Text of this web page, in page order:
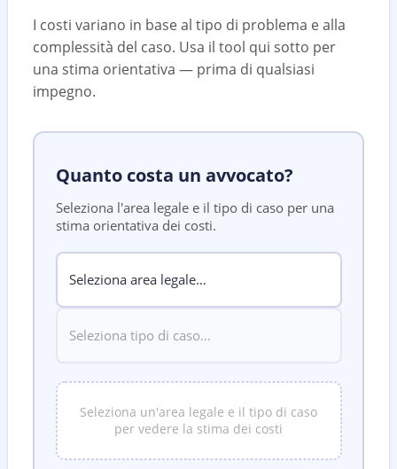
I costi variano in base al tipo di problema e alla
complessità del caso. Usa il tool qui sotto per
una stima orientativa — prima di qualsiasi
impegno.
Quanto costa un avvocato?
Seleziona l'area legale e il tipo di caso per una
stima orientativa dei costi.
Seleziona un'area legale e il tipo di caso
per vedere la stima dei costi